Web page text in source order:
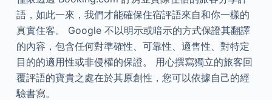
語，如此一來，我們才能確保住宿評語來自和你一樣的
真實住客。 Google 不以明示或暗示的方式保證其翻譯
的內容，包含任何對準確性、可靠性、適售性、對特定
目的的適用性或非侵權的保證。 用心撰寫獨立的旅客回
覆評語的寶貴之處在於其原創性，您可以依據自己的經
驗書寫。